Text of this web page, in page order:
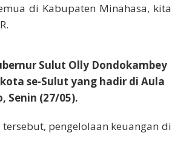
di Kabupaten Minahasa, kita
Sulut Olly Dondokambey
se-Sulut yang hadir di Aula
Senin (27/05).
pengelolaan keuangan di